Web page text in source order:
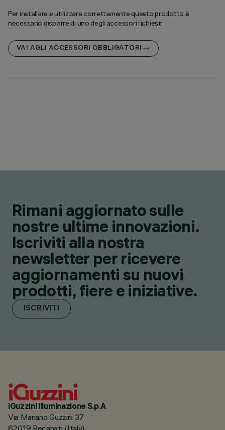
Per installare e utilizzare correttamente questo prodotto è
necessario disporre di uno degli accessori richiesti
VAI AGLI ACCESSORI OBBLIGATORI
Rimani aggiornato sulle
nostre ultime innovazioni.
Iscriviti alla nostra
newsletter per ricevere
aggiornamenti su nuovi
prodotti, fiere e iniziative.
ISCRIVITI
iGuzzini illuminazione S.p.A
Via Mariano Guzzini 37
62019 Recanati (Italy)